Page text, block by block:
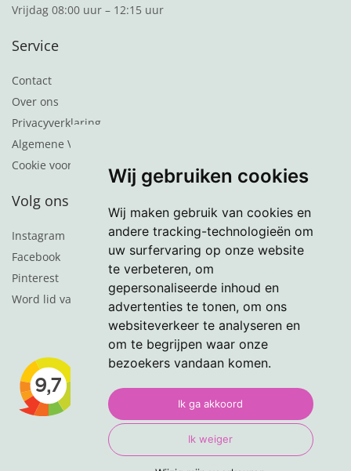
Wij gebruiken cookies
Wij maken gebruik van cookies en
andere tracking-technologieën om
uw surfervaring op onze website
te verbeteren, om
gepersonaliseerde inhoud en
advertenties te tonen, om ons
websiteverkeer te analyseren en
om te begrijpen waar onze
bezoekers vandaan komen.
Ik ga akkoord
Ik weiger
Vrijdag 08:00 uur – 12:15 uur
Service
Contact
Over ons
Privacyverklaring
Algemene Voorwaarden
Cookie voorkeuren
Volg ons
Instagram
Facebook
Pinterest
Word lid van de nieuwsbrief